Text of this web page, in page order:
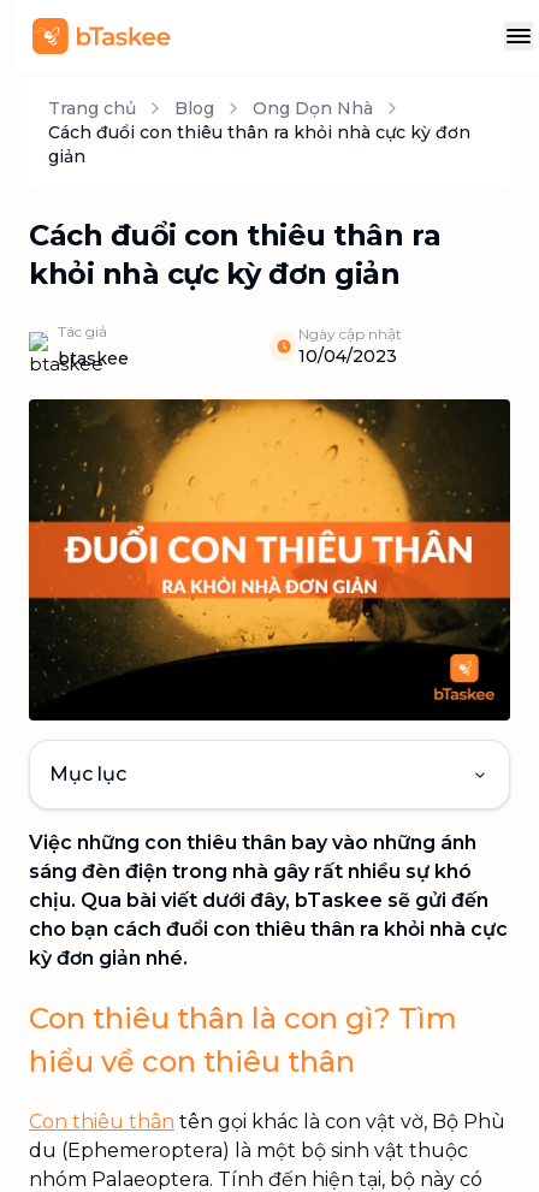
Trang chủ Blog
Ong Dọn Nhà
Cách đuổi con thiêu thân ra khỏi nhà cực kỳ đơn
giản
Cách đuổi con thiêu thân ra
khỏi nhà cực kỳ đơn giản
Tác giả
btaskee
Ngày cập nhật
10/04/2023
Mục lục
Việc những con thiêu thân bay vào những ánh
sáng đèn điện trong nhà gây rất nhiều sự khó
chịu. Qua bài viết dưới đây, bTaskee sẽ gửi đến
cho bạn cách đuổi con thiêu thân ra khỏi nhà cực
kỳ đơn giản nhé.
Con thiêu thân là con gì? Tìm
hiểu về con thiêu thân
Con thiêu thân tên gọi khác là con vật vờ, Bộ Phù
du (Ephemeroptera) là một bộ sinh vật thuộc
nhóm Palaeoptera. Tính đến hiện tại, bộ này có